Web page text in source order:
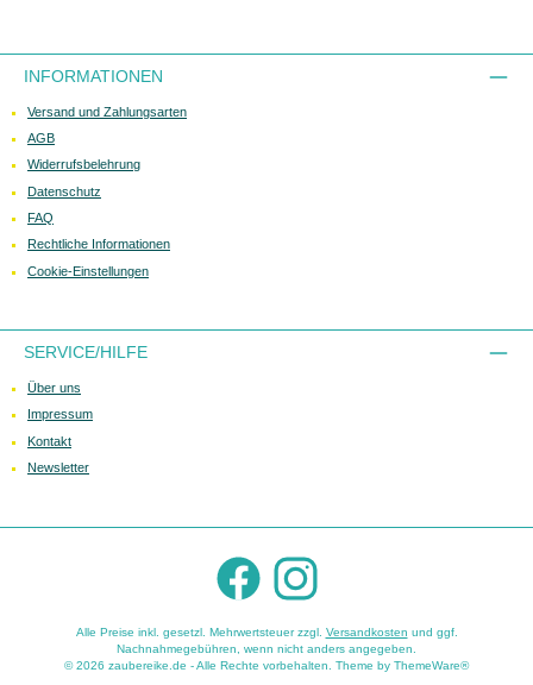
INFORMATIONEN
Versand und Zahlungsarten
AGB
Widerrufsbelehrung
Datenschutz
FAQ
Rechtliche Informationen
Cookie-Einstellungen
SERVICE/HILFE
Über uns
Impressum
Kontakt
Newsletter
Facebook Instagram
Alle Preise inkl. gesetzl. Mehrwertsteuer zzgl. Versandkosten und ggf.
Nachnahmegebühren, wenn nicht anders angegeben.
© 2026 zaubereike.de - Alle Rechte vorbehalten. Theme by ThemeWare®